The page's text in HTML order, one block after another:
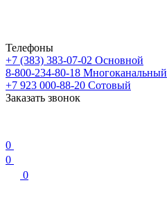
Телефоны
+7 (383) 383-07-02 Основной
8-800-234-80-18 Многоканальный
+7 923 000-88-20 Сотовый
Заказать звонок
0
0
0